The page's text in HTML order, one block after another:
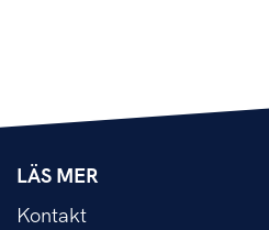
LÄS MER
Kontakt